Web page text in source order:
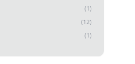
(1)
(12)
(1)